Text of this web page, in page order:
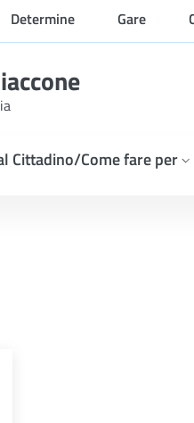
Determine Gare
Cittadino/Come fare per